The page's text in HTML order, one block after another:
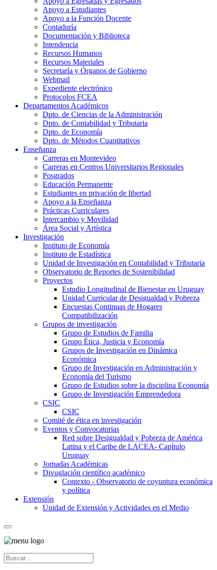
Apoyo a Estudiantes
Apoyo a la Función Docente
Contaduría
Documentación y Biblioteca
Intendencia
Recursos Humanos
Recursos Materiales
Secretaría y Órganos de Gobierno
Webmail
Expediente electrónico
Protocolos FCEA
Departamentos Académicos
Dpto. de Ciencias de la Administración
Dpto. de Contabilidad y Tributaria
Dpto. de Economía
Dpto. de Métodos Cuantitativos
Enseñanza
Carreras en Montevideo
Carreras en Centros Universitarios Regionales
Posgrados
Educación Permanente
Estudiantes en privación de libertad
Apoyo a la Enseñanza
Prácticas Curriculares
Intercambio y Movilidad
Área Social y Artística
Investigación
Instituto de Economía
Instituto de Estadística
Unidad de Investigación en Contabilidad y Tributaria
Observatorio de Reportes de Sostenibilidad
Proyectos
Estudio Longitudinal de Bienestar en Uruguay
Unidad Curricular de Desigualdad y Pobreza
Encuestas Continuas de Hogares
Compatibilización
Grupos de investigación
Grupo de Estudios de Familia
Grupo Ética, Justicia y Economía
Grupos de Investigación en Dinámica
Económica
Grupo de Investigación en Administración y
Economía del Turismo
Grupo de Estudios sobre la disciplina Economía
Grupo de Investigación Emprendedora
CSIC
CSIC
Comité de ética en investigación
Eventos y Convocatorias
Red sobre Desigualdad y Pobreza de América
Latina y el Caribe de LACEA- Capítulo
Uruguay
Jornadas Académicas
Divuglación científico académico
Contexto - Observatorio de coyuntura económica
y política
Extensión
Unidad de Extensión y Actividades en el Medio